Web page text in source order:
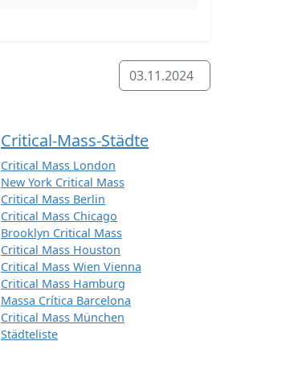
03.11.2024
Critical-Mass-Städte
Critical Mass London
New York Critical Mass
Critical Mass Berlin
Critical Mass Chicago
Brooklyn Critical Mass
Critical Mass Houston
Critical Mass Wien Vienna
Critical Mass Hamburg
Massa Crítica Barcelona
Critical Mass München
Städteliste